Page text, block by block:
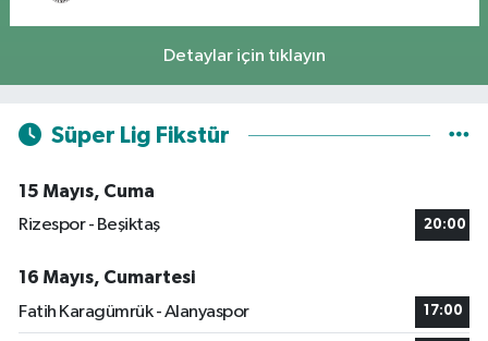
Detaylar için tıklayın
Süper Lig Fikstür
15 Mayıs, Cuma
Rizespor - Beşiktaş
20:00
16 Mayıs, Cumartesi
Fatih Karagümrük - Alanyaspor
17:00